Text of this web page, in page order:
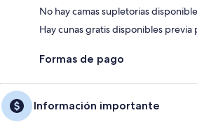
No hay camas supletorias
Hay cunas gratis disponibles previa
Formas de pago
Información importante